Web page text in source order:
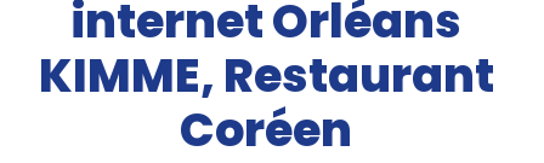
internet Orléans
KIMME, Restaurant
Coréen